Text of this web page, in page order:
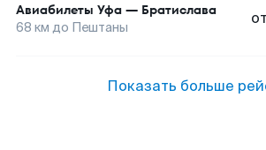
Авиабилеты Уфа — Братислава
68 км до Пештаны от
Показать больше